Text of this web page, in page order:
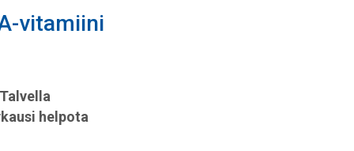
vitamiini
helpota